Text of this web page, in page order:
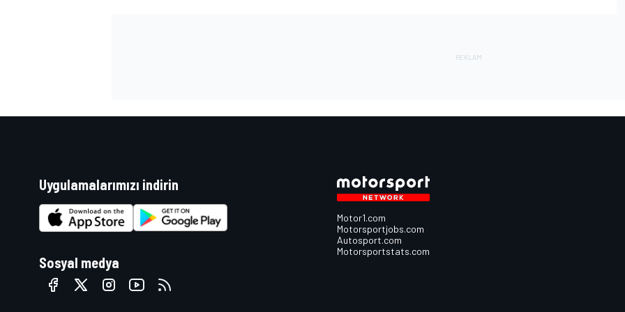
Uygulamalarımızı indirin
Sosyal medya
Motor1.com
Motorsportjobs.com
Autosport.com
Motorsportstats.com